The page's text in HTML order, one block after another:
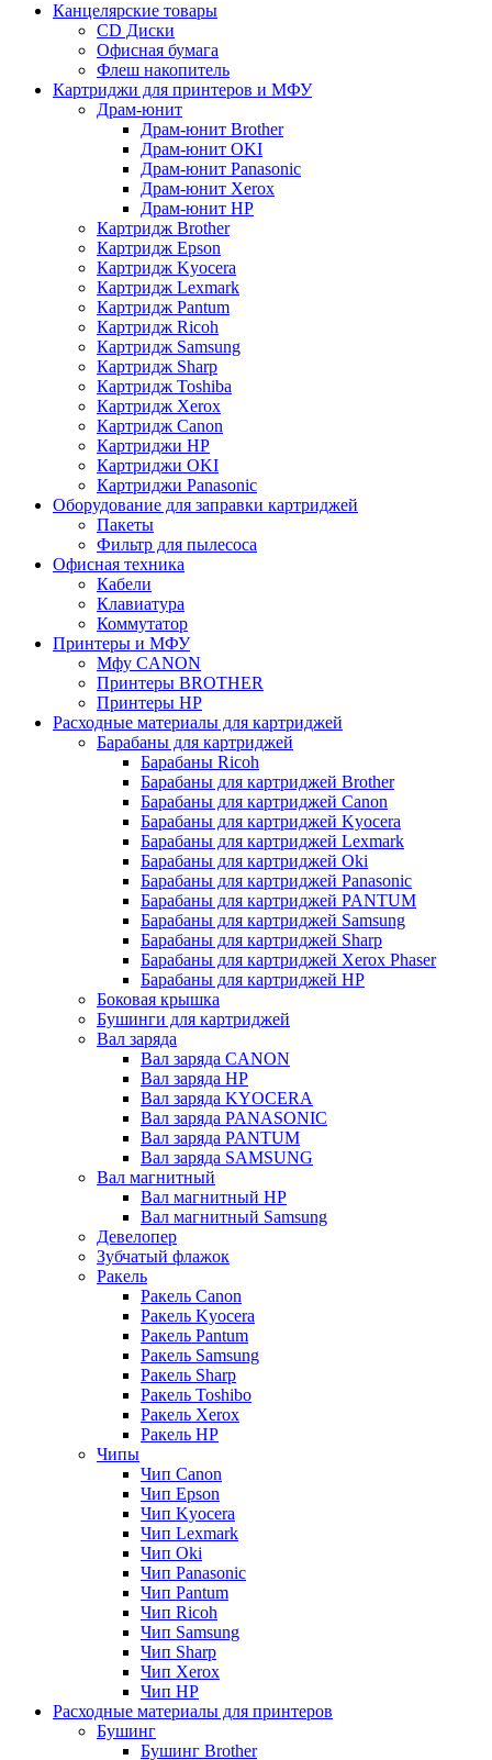
Канцелярские товары
CD Диски
Офисная бумага
Флеш накопитель
Картриджи для принтеров и МФУ
Драм-юнит
Драм-юнит Brother
Драм-юнит OKI
Драм-юнит Panasonic
Драм-юнит Xerox
Драм-юнит НР
Картридж Brother
Картридж Epson
Картридж Kyocera
Картридж Lexmark
Картридж Pantum
Картридж Ricoh
Картридж Samsung
Картридж Sharp
Картридж Toshiba
Картридж Xerox
Картридж Сanon
Картриджи HP
Картриджи OKI
Картриджи Panasonic
Оборудование для заправки картриджей
Пакеты
Фильтр для пылесоса
Офисная техника
Кабели
Клавиатура
Коммутатор
Принтеры и МФУ
Мфу CANON
Принтеры BROTHER
Принтеры HP
Расходные материалы для картриджей
Барабаны для картриджей
Барабаны Ricoh
Барабаны для картриджей Brother
Барабаны для картриджей Canon
Барабаны для картриджей Kyocera
Барабаны для картриджей Lexmark
Барабаны для картриджей Oki
Барабаны для картриджей Panasonic
Барабаны для картриджей PANTUM
Барабаны для картриджей Samsung
Барабаны для картриджей Sharp
Барабаны для картриджей Xerox Phaser
Барабаны для картриджей НР
Боковая крышка
Бушинги для картриджей
Вал заряда
Вал заряда CANON
Вал заряда HP
Вал заряда KYOCERA
Вал заряда PANASONIC
Вал заряда PANTUM
Вал заряда SAMSUNG
Вал магнитный
Вал магнитный HP
Вал магнитный Samsung
Девелопер
Зубчатый флажок
Ракель
Ракель Canon
Ракель Kyocera
Ракель Pantum
Ракель Samsung
Ракель Sharp
Ракель Toshibo
Ракель Xerox
Ракель НР
Чипы
Чип Canon
Чип Epson
Чип Kyocera
Чип Lexmark
Чип Oki
Чип Panasonic
Чип Pantum
Чип Ricoh
Чип Samsung
Чип Sharp
Чип Xerox
Чип НР
Расходные материалы для принтеров
Бушинг
Бушинг Brother